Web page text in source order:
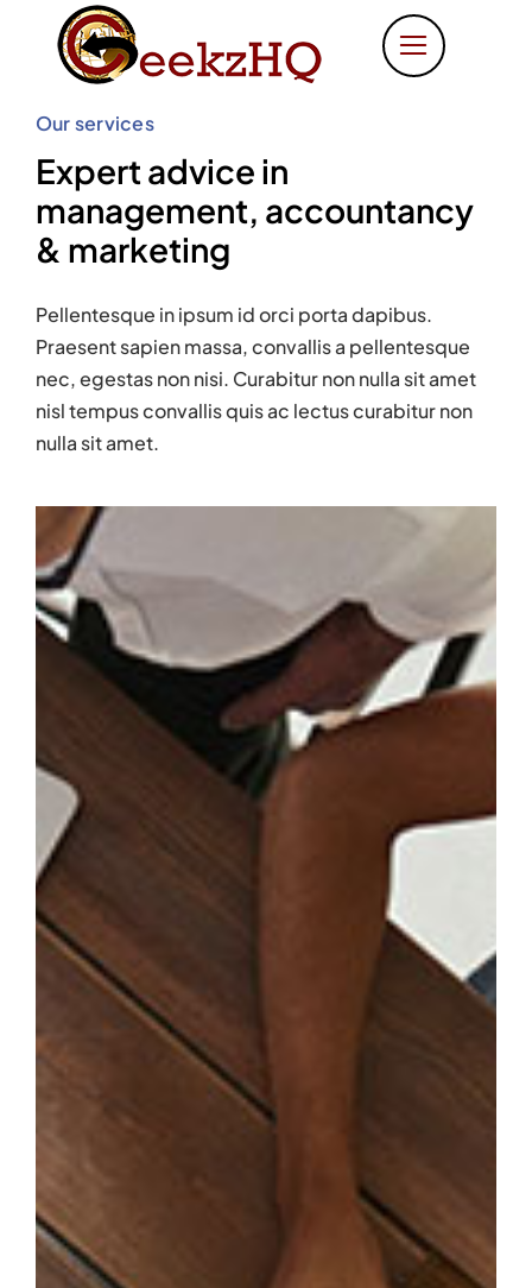
content
Our services
Expert advice in
management, accountancy
& marketing
Pellentesque in ipsum id orci porta dapibus.
Praesent sapien massa, convallis a pellentesque
nec, egestas non nisi. Curabitur non nulla sit amet
nisl tempus convallis quis ac lectus curabitur non
nulla sit amet.